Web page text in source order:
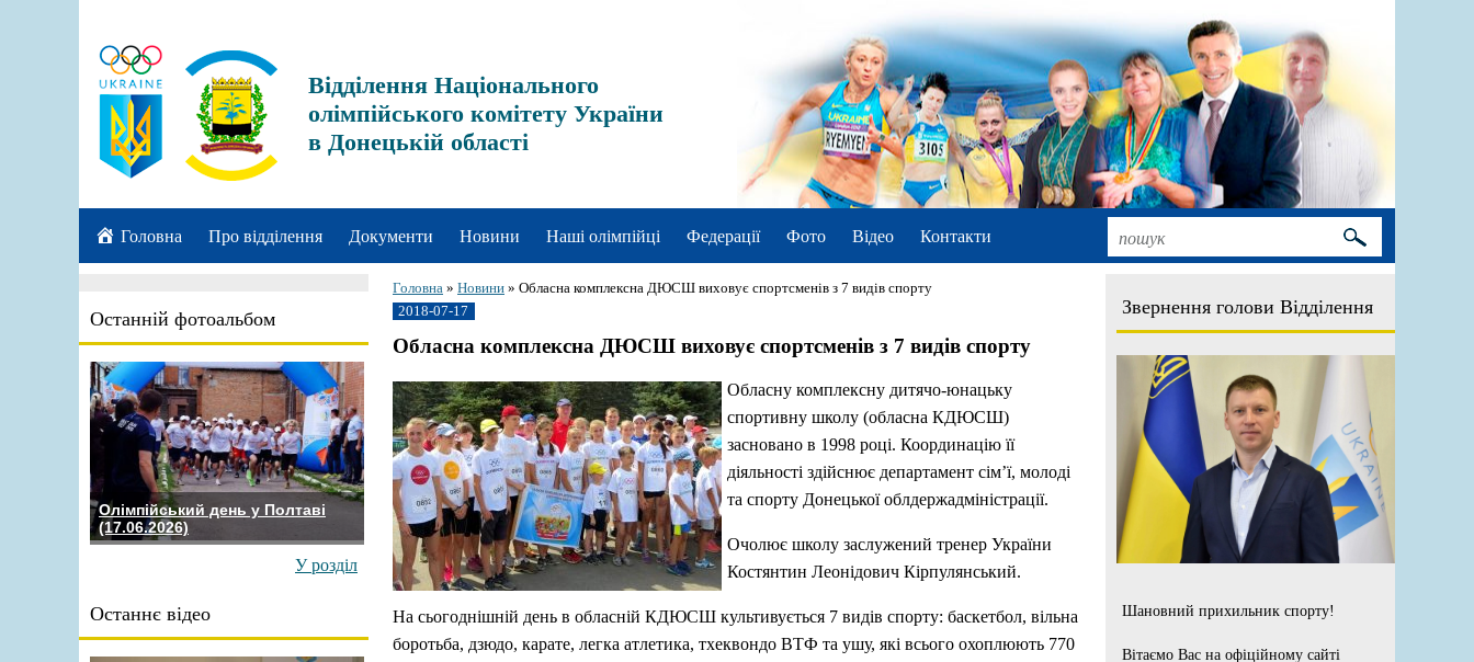
Відділення Національного
олімпійського комітету України
в Донецькій області
Головна Про відділення Документи Новини Наші олімпійці Федерації Фото Відео Контакти
Останній фотоальбом
Олімпійський день у Полтаві
(17.06.2026)
У розділ
Останнє відео
Звернення голови Відділення
Шановний прихильник спорту!
Вітаємо Вас на офіційному сайті
Головна » Новини » Обласна комплексна ДЮСШ виховує спортсменів з 7 видів спорту
2018-07-17
Обласна комплексна ДЮСШ виховує спортсменів з 7 видів спорту
Обласну комплексну дитячо-юнацьку
спортивну школу (обласна КДЮСШ)
засновано в 1998 році. Координацію її
діяльності здійснює департамент сім’ї, молоді
та спорту Донецької облдержадміністрації.
Очолює школу заслужений тренер України
Костянтин Леонідович Кірпулянський.
На сьогоднішній день в обласній КДЮСШ культивується 7 видів спорту: баскетбол, вільна
боротьба, дзюдо, карате, легка атлетика, тхеквондо ВТФ та ушу, які всього охоплюють 770